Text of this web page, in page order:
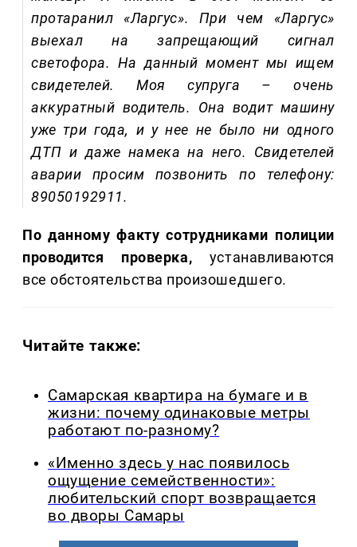
протаранил «Ларгус». При чем «Ларгус»
выехал на запрещающий сигнал
светофора. На данный момент мы ищем
свидетелей. Моя супруга – очень
аккуратный водитель. Она водит машину
уже три года, и у нее не было ни одного
ДТП и даже намека на него. Свидетелей
аварии просим позвонить по телефону:
89050192911.
По данному факту сотрудниками полиции
проводится проверка, устанавливаются
все обстоятельства произошедшего.
Читайте также:
Самарская квартира на бумаге и в
жизни: почему одинаковые метры
работают по-разному?
«Именно здесь у нас появилось
ощущение семейственности»:
любительский спорт возвращается
во дворы Самары